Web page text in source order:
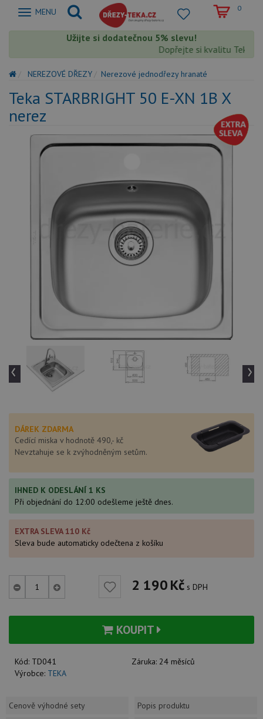
Zobrazit
MENU 0
Užijte si dodatečnou 5% slevu!
Dopřejte si kvalitu Teka s
NEREZOVÉ DŘEZY Nerezové jednodřezy hranaté
Teka STARBRIGHT 50 E-XN 1B X
nerez
‹ ›
DÁREK ZDARMA
Cedící miska v hodnotě 490,- kč
Nevztahuje se k zvýhodněným setům.
IHNED K ODESLÁNÍ 1 KS
Při objednání do 12:00 odešleme ještě dnes.
EXTRA SLEVA 110 Kč
Sleva bude automaticky odečtena z košíku
2 190Kč s DPH
KOUPIT
Kód: TD041 Záruka: 24 měsíců
Výrobce: TEKA
Cenově výhodné sety
Popis produktu